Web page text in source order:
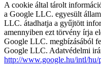
A cookie által tárolt
a Google LLC. egyesült
LLC. átadhatja a gyűjtött
amennyiben ezt törvény írja
Google LLC. megbízásából
Google LLC. Adatvédelmi
http://www.google.hu/intl/hu/